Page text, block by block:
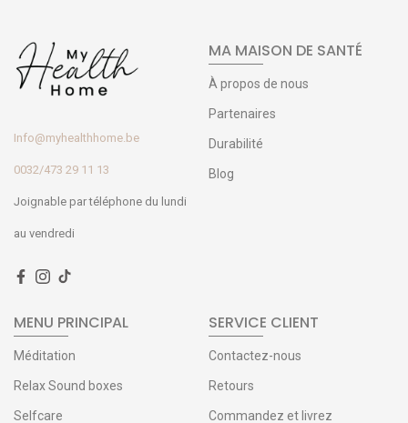
Info@myhealthhome.be
0032/473 29 11 13
Joignable par téléphone du lundi
au vendredi
MA MAISON DE SANTÉ
À propos de nous
Partenaires
Durabilité
Blog
MENU PRINCIPAL
Méditation
Relax Sound boxes
Selfcare
SERVICE CLIENT
Contactez-nous
Retours
Commandez et livrez